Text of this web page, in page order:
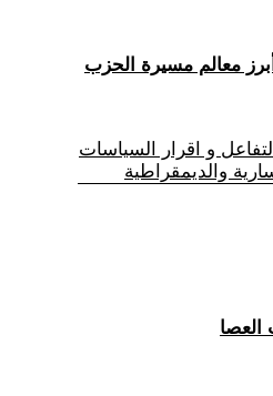
ال ٨٠ ما هي أبرز معالم مسيرة الحزب
و اقرار السياسات
والديمقراطية